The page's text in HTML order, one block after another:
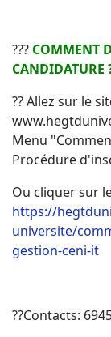
??? COMMENT
CANDIDATURE
?? Allez sur le
Menu
Procédure
Ou cliquer sur
https://
universite/
gestion-ceni-it
??Contacts: